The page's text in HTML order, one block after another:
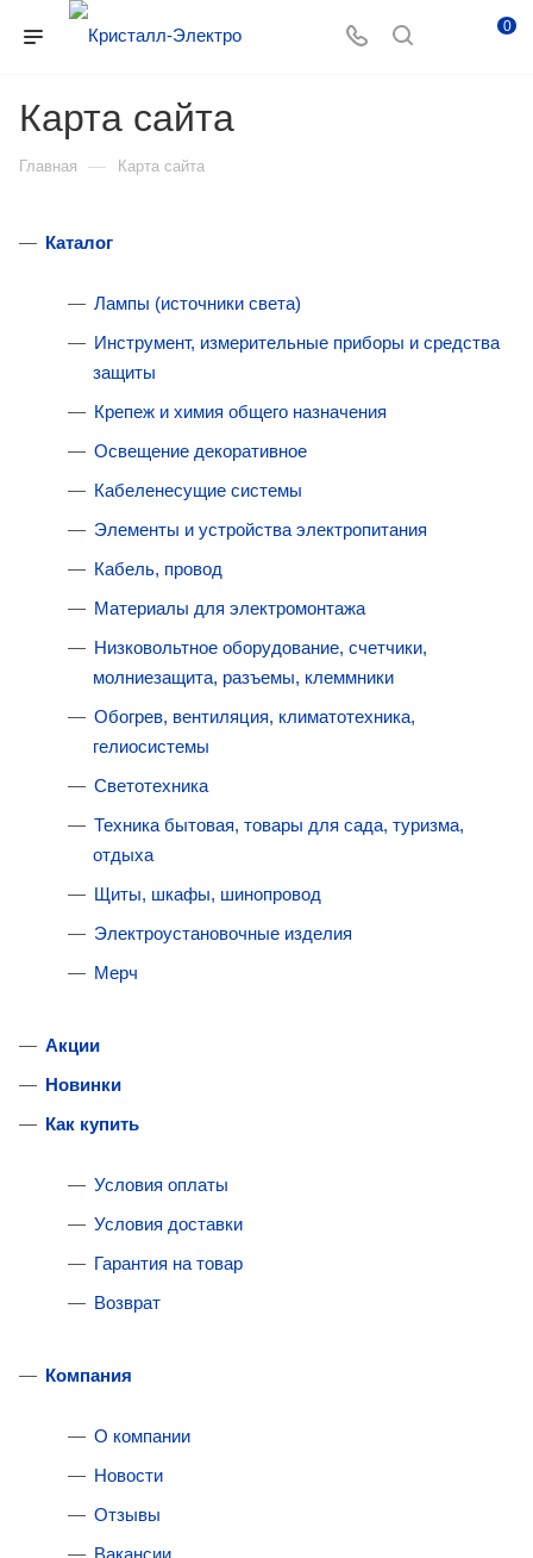
0
Карта сайта
Главная — Карта сайта
Каталог
Лампы (источники света)
Инструмент, измерительные приборы и средства
защиты
Крепеж и химия общего назначения
Освещение декоративное
Кабеленесущие системы
Элементы и устройства электропитания
Кабель, провод
Материалы для электромонтажа
Низковольтное оборудование, счетчики,
молниезащита, разъемы, клеммники
Обогрев, вентиляция, климатотехника,
гелиосистемы
Светотехника
Техника бытовая, товары для сада, туризма,
отдыха
Щиты, шкафы, шинопровод
Электроустановочные изделия
Мерч
Акции
Новинки
Как купить
Условия оплаты
Условия доставки
Гарантия на товар
Возврат
Компания
О компании
Новости
Отзывы
Вакансии